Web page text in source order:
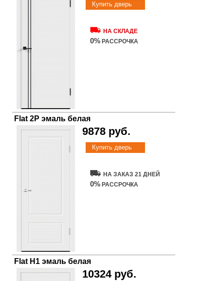
Купить дверь
НА СКЛАДЕ
0% РАССРОЧКА
Flat 2P эмаль белая
9878 руб.
Купить дверь
НА ЗАКАЗ 21 ДНЕЙ
0% РАССРОЧКА
Flat H1 эмаль белая
10324 руб.